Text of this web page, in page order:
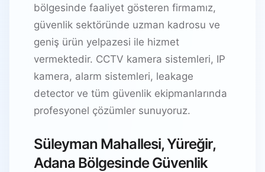
bölgesinde faaliyet gösteren firmamız,
güvenlik sektöründe uzman kadrosu ve
geniş ürün yelpazesi ile hizmet
vermektedir. CCTV kamera sistemleri, IP
kamera, alarm sistemleri, leakage
detector ve tüm güvenlik ekipmanlarında
profesyonel çözümler sunuyoruz.
Süleyman Mahallesi, Yüreğir,
Adana Bölgesinde Güvenlik